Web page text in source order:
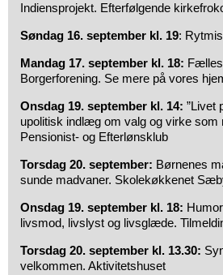
Indiensprojekt. Efterfølgende
Søndag 16. september kl. 19:
Mandag 17. september kl. 18:
Borgerforening. Se mere på vores
Onsdag 19. september kl. 14: ”Livet
upolitisk indlæg om valg og virke
Pensionist- og Efterlønsklub
Torsdag 20. september: Børnenes
sunde madvaner. Skolekøkkenet
Onsdag 19. september kl. 18:
livsmod, livslyst og livsglæde.
Torsdag 20. september kl. 13.30:
velkommen. Aktivitetshuset